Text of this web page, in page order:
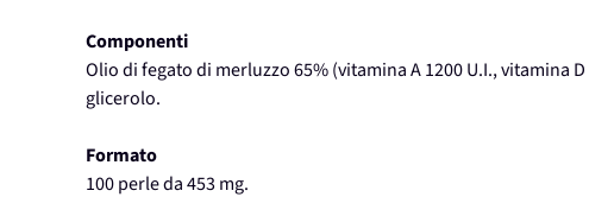
Componenti
Olio di fegato di merluzzo 65% (vitamina A 1200 U.I., vitamina
glicerolo.
Formato
100 perle da 453 mg.